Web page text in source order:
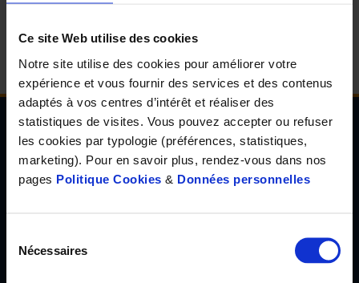
Ce site Web utilise des cookies
Notre site utilise des cookies pour améliorer votre
expérience et vous fournir des services et des contenus
adaptés à vos centres d’intérêt et réaliser des
statistiques de visites. Vous pouvez accepter ou refuser
les cookies par typologie (préférences, statistiques,
marketing). Pour en savoir plus, rendez-vous dans nos
pages Politique Cookies & Données personnelles
Nécessaires
Newsletter de l'Observatoire de la santé Visuelle
et Auditive